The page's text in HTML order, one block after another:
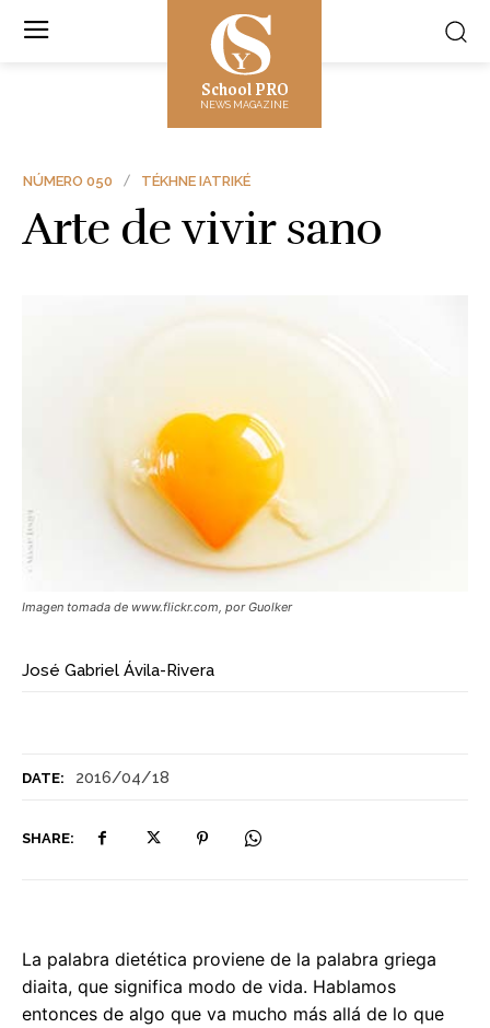
School PRO
NEWS MAGAZINE
DATE: 2016/04/18
SHARE:
NÚMERO 050 TÉKHNE IATRIKÉ
Arte de vivir sano
Imagen tomada de www.flickr.com, por Guolker
José Gabriel Ávila-Rivera
La palabra dietética proviene de la palabra griega
diaita, que significa modo de vida. Hablamos
entonces de algo que va mucho más allá de lo que